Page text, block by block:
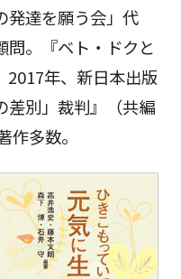
発達を願う会」代
問。『ベト・ドクと
2017年、新日本出版
差別」裁判』（共編
多数。